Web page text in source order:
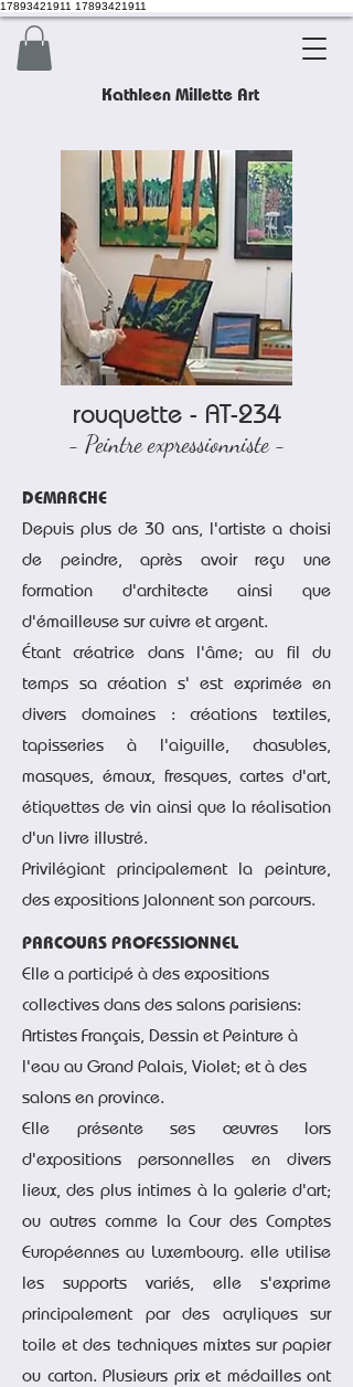
17893421911 17893421911
Kathleen Millette Art
rouquette - AT-234
- Peintre expressionniste -
DEMARCHE
Depuis plus de 30 ans, l'artiste a choisi
de peindre, après avoir reçu une
formation d'architecte ainsi que
d'émailleuse sur cuivre et argent.
Étant créatrice dans l'âme; au fil du
temps sa création s' est exprimée en
divers domaines :créations textiles,
tapisseries à l'aiguille, chasubles,
masques, émaux, fresques, cartes d'art,
étiquettes de vin ainsi que la réalisation
d'un livre illustré.
Privilégiant principalement la peinture,
des expositions jalonnent son parcours.
PARCOURS PROFESSIONNEL
Elle a participé à des expositions
collectives dans des salons parisiens:
Artistes Français, Dessin et Peinture à
l'eau au Grand Palais, Violet; et à des
salons en province.
Elle présente ses œuvres lors
d'expositions personnelles en divers
lieux, des plus intimes à la galerie d'art;
ou autres comme la Cour des Comptes
Européennes au Luxembourg. elle utilise
les supports variés, elle s'exprime
principalement par des acryliques sur
toile et des techniques mixtes sur papier
ou carton. Plusieurs prix et médailles ont